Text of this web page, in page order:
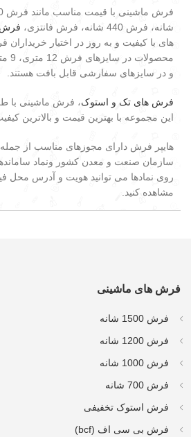
شانه، فرش 440 شانه، فرش فانتزی،
های با کیفیت و به روز در اختیار خریداران
و در سایزهای سفارشی قابل بافت هستند.
فرش های تک و استوک، فرش ماشینی با
این مجموعه با بهترین قیمت و بالاترین
هایپر فرش دارای مجوزهای مناسب از جمله
سازمان صنعت و معدن کشور ونماد
روی نمادها می توانید هویت و آدرس محل
مشاهده کنید.
فرش های ماشینی
فرش 1500 شانه
فرش 1200 شانه
فرش 1000 شانه
فرش 700 شانه
فرش استوک تخفیفی
فرش بی سی اف (bcf)